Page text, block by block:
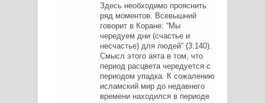
Здесь необходимо прояснить
ряд моментов. Всевышний
говорит в Коране: “Мы
чередуем дни (счастье и
несчастье) для людей” (3:140).
Смысл этого аята в том, что
период расцвета чередуется с
периодом упадка. К сожалению
исламский мир до недавнего
времени находился в периоде